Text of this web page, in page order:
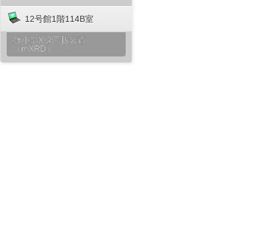
12号館1階114B室
微小部X線回折装置
（mXRD）